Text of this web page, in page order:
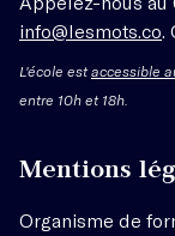
info@lesmots.co.
L'école estaccessible
entre 10h et 18h.
Mentions
Organisme de